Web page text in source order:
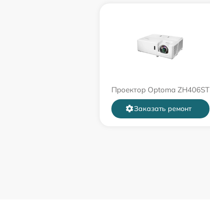
Проектор Optoma ZH406ST
Заказать ремонт